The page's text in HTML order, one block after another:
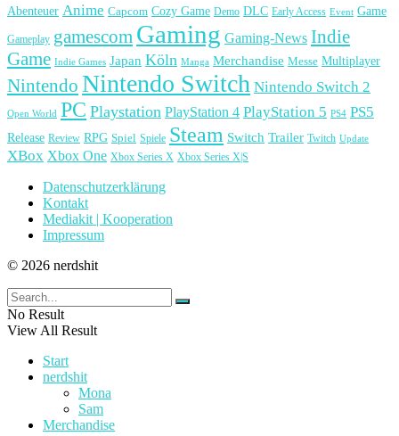
Abenteuer Anime Capcom Cozy Game Demo DLC Early Access Event Game
Gameplay gamescom Gaming Gaming-News Indie
Game Indie Games Japan Köln Manga Merchandise Messe Multiplayer
Nintendo Nintendo Switch Nintendo Switch 2
Open World PC Playstation PlayStation 4 PlayStation 5 PS4 PS5
Release Review RPG Spiel Spiele Steam Switch Trailer Twitch Update
XBox Xbox One Xbox Series X Xbox Series X|S
Datenschutzerklärung
Kontakt
Mediakit | Kooperation
Impressum
© 2026 nerdshit
No Result
View All Result
Start
nerdshit
Mona
Sam
Merchandise